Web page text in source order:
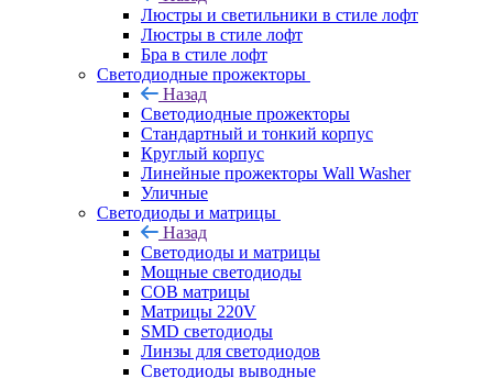
Люстры и светильники в стиле лофт
Люстры в стиле лофт
Бра в стиле лофт
Светодиодные прожекторы
Назад
Светодиодные прожекторы
Стандартный и тонкий корпус
Круглый корпус
Линейные прожекторы Wall Washer
Уличные
Светодиоды и матрицы
Назад
Светодиоды и матрицы
Мощные светодиоды
COB матрицы
Матрицы 220V
SMD светодиоды
Линзы для светодиодов
Светодиоды выводные